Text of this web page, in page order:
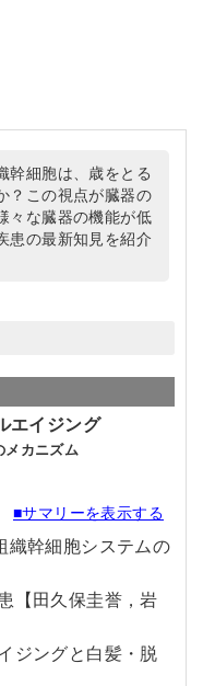
幹細胞は、歳をとる
？この視点が臓器の
々な臓器の機能が低
患の最新知見を紹介
エイジング
メカニズム
■サマリーを表示する
織幹細胞システムの
【田久保圭誉，岩
ジングと白髪・脱